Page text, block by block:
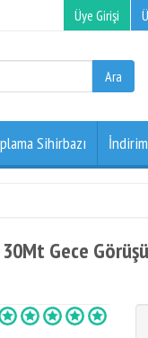
Üye Girişi
Sihirbazı
30Mt Gece